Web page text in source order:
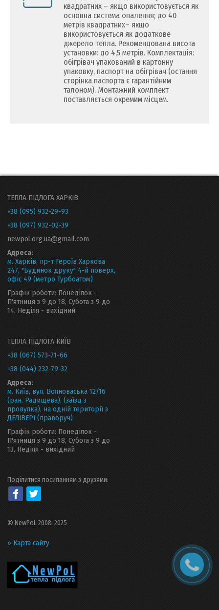
квадратних – якщо використовується як
основна система опалення; до 40
метрів квадратних– якщо
використовується як додаткове
джерело тепла. Рекомендована висота
установки: до 4,5 метрів. Комплектація:
обігрівач упакований в картонну
упаковку, паспорт на обігрівач (остання
сторінка паспорта є гарантійним
талоном). Монтажний комплект
поставляється окремим місцем.
ТЕПЛА ПІДЛОГА ХАРКІВ
+38 (095) 932-29-93
+38 (097) 932-02-39
newpol.org.ua@gmail.com
Адреса:
м. Харків, пр-т Героїв Харкова
247, "Будинок друку" 4-й поверх,
офіс 49 (метро Турбоатом)
Графік роботи: Понеділок -
П'ятниця з 9 до 18, Субота з 9 до
14, Неділя - вихідний
ТЕПЛА ПІДЛОГА КИЇВ
+38 (067) 573-71-66
+38 (044) 232-79-32
Адреса:
м. Київ, вул. Волноваська 12/16
(ран. Радищева), (заїзд з
провулка), на одній території з
ДЕЛІВЕРІ (праворуч)
Графік роботи: Понеділок -
П'ятниця з 9 до 18, Субота з 9 до
13, Неділя - вихідний
Поділитися посиланням з друзями:
© NewPoL 2008-2025
» Карта сайту